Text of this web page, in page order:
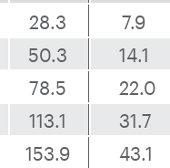
28.3 7.9
50.3 14.1
78.5 22.0
113.1 31.7
153.9 43.1